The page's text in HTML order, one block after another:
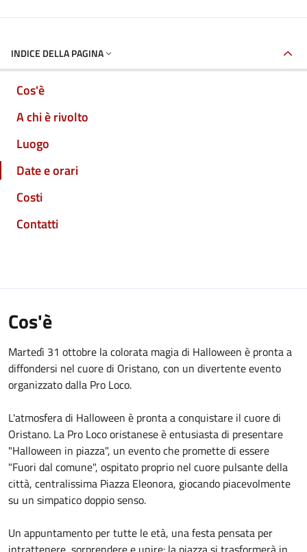
INDICE DELLA PAGINA
Cos'è
A chi è rivolto
Luogo
Date e orari
Costi
Contatti
Cos'è
Martedì 31 ottobre la colorata magia di Halloween è pronta a
diffondersi nel cuore di Oristano, con un divertente evento
organizzato dalla Pro Loco.
L'atmosfera di Halloween è pronta a conquistare il cuore di
Oristano. La Pro Loco oristanese è entusiasta di presentare
"Halloween in piazza", un evento che promette di essere
"Fuori dal comune", ospitato proprio nel cuore pulsante della
città, centralissima Piazza Eleonora, giocando piacevolmente
su un simpatico doppio senso.
Un appuntamento per tutte le età, una festa pensata per